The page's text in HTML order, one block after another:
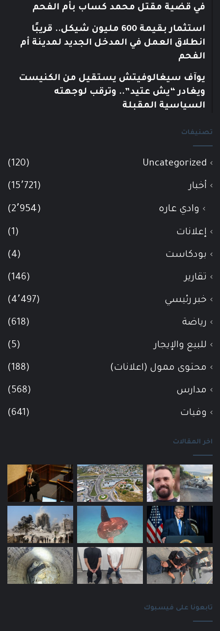
في قضية مقتل محمد كساب بأم الفحم
استثمار بقيمة 600 مليون شيكل.. قريبًا
انطلاق العمل في المدخل الجديد لمدينة أم
الفحم
يوآف سيغالوفيتش يستقيل من الكنيست
ويغادر “يش عتيد”.. وترقب لوجهته
السياسية المقبلة
تصنيفات
Uncategorized
(120)
أخبار (15٬721)
وادي عاره (2٬954)
إعلانات (1)
بودكاست (4)
تقارير (146)
خبر رئيسي (4٬497)
رياضة (618)
للبيع والإيجار (5)
محتوى ممول (اعلانات) (188)
مدارس (568)
وفيات (641)
اخر المقالات
تابعونا على فيسبوك